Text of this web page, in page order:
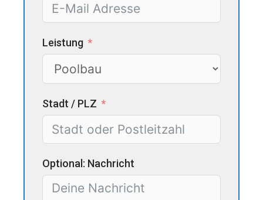
Leistung
Stadt / PLZ
Optional: Nachricht